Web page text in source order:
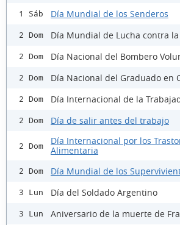
1 Sáb Día Mundial de los Senderos
2 Dom Día Mundial de Lucha contra
2 Dom Día Nacional del Bombero
2 Dom Día Nacional del Graduado en
2 Dom Día Internacional de la
2 Dom Día de salir antes del trabajo
2 Dom
Día Internacional por los
Alimentaria
2 Dom Día Mundial de los
3 Lun Día del Soldado Argentino
3 Lun Aniversario de la muerte de